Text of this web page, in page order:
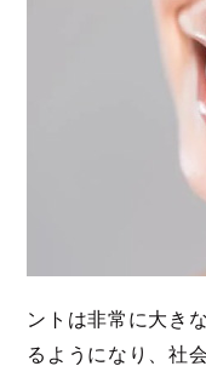
ントは非常に大き
るようになり、社